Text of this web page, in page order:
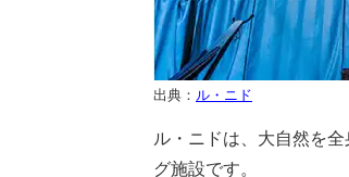
出典： ル・ニド
ル・ニドは、大自然を
グ施設です。